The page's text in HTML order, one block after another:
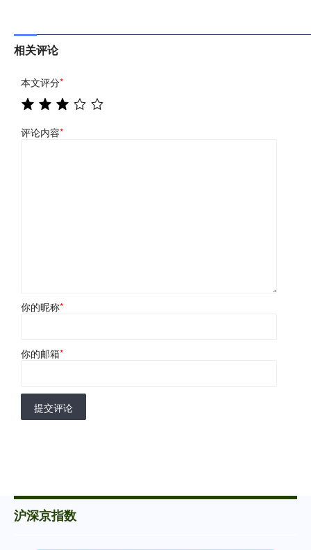
相关评论
本文评分*
评论内容*
你的昵称*
你的邮箱*
提交评论
沪深京指数